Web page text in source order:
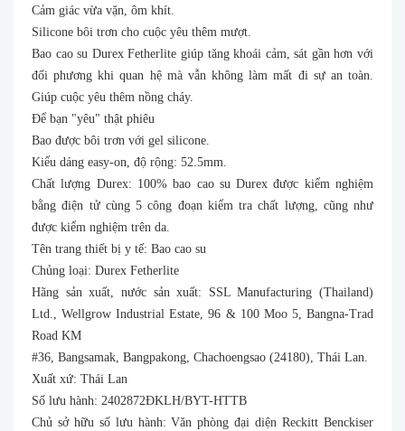
Cảm giác vừa vặn, ôm khít.
Silicone bôi trơn cho cuộc yêu thêm mượt.
Bao cao su Durex Fetherlite giúp tăng khoái cảm, sát gần hơn với
đối phương khi quan hệ mà vẫn không làm mất đi sự an toàn.
Giúp cuộc yêu thêm nồng cháy.
Để bạn "yêu" thật phiêu
Bao được bôi trơn với gel silicone.
Kiểu dáng easy-on, độ rộng: 52.5mm.
Chất lượng Durex: 100% bao cao su Durex được kiểm nghiệm
bằng điện tử cùng 5 công đoạn kiểm tra chất lượng, cũng như
được kiểm nghiệm trên da.
Tên trang thiết bị y tế: Bao cao su
Chủng loại: Durex Fetherlite
Hãng sản xuất, nước sản xuất: SSL Manufacturing (Thailand)
Ltd., Wellgrow Industrial Estate, 96 & 100 Moo 5, Bangna-Trad
Road KM
#36, Bangsamak, Bangpakong, Chachoengsao (24180), Thái Lan.
Xuất xứ: Thái Lan
Số lưu hành: 2402872ĐKLH/BYT-HTTB
Chủ sở hữu số lưu hành: Văn phòng đại diện Reckitt Benckiser